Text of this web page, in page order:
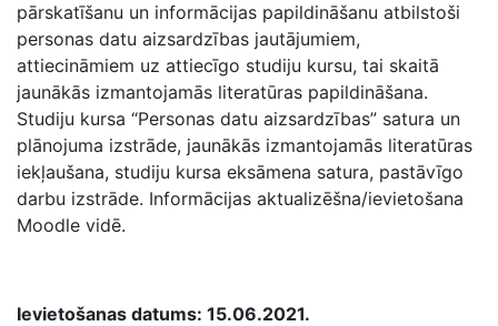
pārskatīšanu un informācijas papildināšanu atbilstoši
personas datu aizsardzības jautājumiem,
attiecināmiem uz attiecīgo studiju kursu, tai skaitā
jaunākās izmantojamās literatūras papildināšana.
Studiju kursa “Personas datu aizsardzības” satura un
plānojuma izstrāde, jaunākās izmantojamās literatūras
iekļaušana, studiju kursa eksāmena satura, pastāvīgo
darbu izstrāde. Informācijas aktualizēšna/ievietošana
Moodle vidē.
Ievietošanas datums: 15.06.2021.